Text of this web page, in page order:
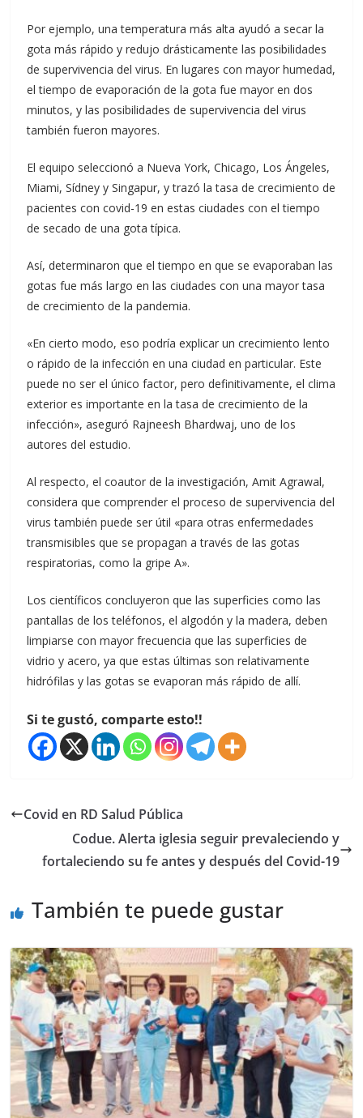
Por ejemplo, una temperatura más alta ayudó a secar la
gota más rápido y redujo drásticamente las posibilidades
de supervivencia del virus. En lugares con mayor humedad,
el tiempo de evaporación de la gota fue mayor en dos
minutos, y las posibilidades de supervivencia del virus
también fueron mayores.
El equipo seleccionó a Nueva York, Chicago, Los Ángeles,
Miami, Sídney y Singapur, y trazó la tasa de crecimiento de
pacientes con covid-19 en estas ciudades con el tiempo
de secado de una gota típica.
Así, determinaron que el tiempo en que se evaporaban las
gotas fue más largo en las ciudades con una mayor tasa
de crecimiento de la pandemia.
«En cierto modo, eso podría explicar un crecimiento lento
o rápido de la infección en una ciudad en particular. Este
puede no ser el único factor, pero definitivamente, el clima
exterior es importante en la tasa de crecimiento de la
infección», aseguró Rajneesh Bhardwaj, uno de los
autores del estudio.
Al respecto, el coautor de la investigación, Amit Agrawal,
considera que comprender el proceso de supervivencia del
virus también puede ser útil «para otras enfermedades
transmisibles que se propagan a través de las gotas
respiratorias, como la gripe A».
Los científicos concluyeron que las superficies como las
pantallas de los teléfonos, el algodón y la madera, deben
limpiarse con mayor frecuencia que las superficies de
vidrio y acero, ya que estas últimas son relativamente
hidrófilas y las gotas se evaporan más rápido de allí.
Si te gustó, comparte esto!!
Covid en RD Salud Pública
Codue. Alerta iglesia seguir prevaleciendo y
fortaleciendo su fe antes y después del Covid-19
También te puede gustar